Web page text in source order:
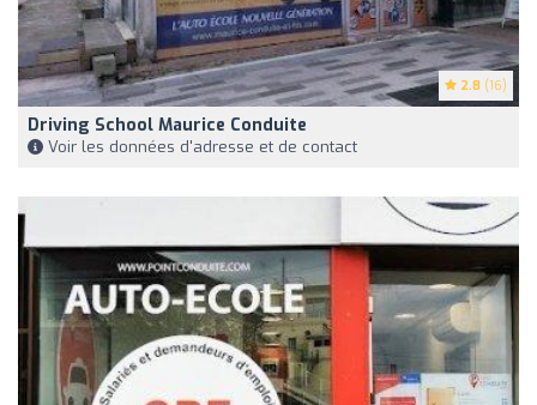
2.8 (16)
Driving School Maurice Conduite
Voir les données d'adresse et de contact